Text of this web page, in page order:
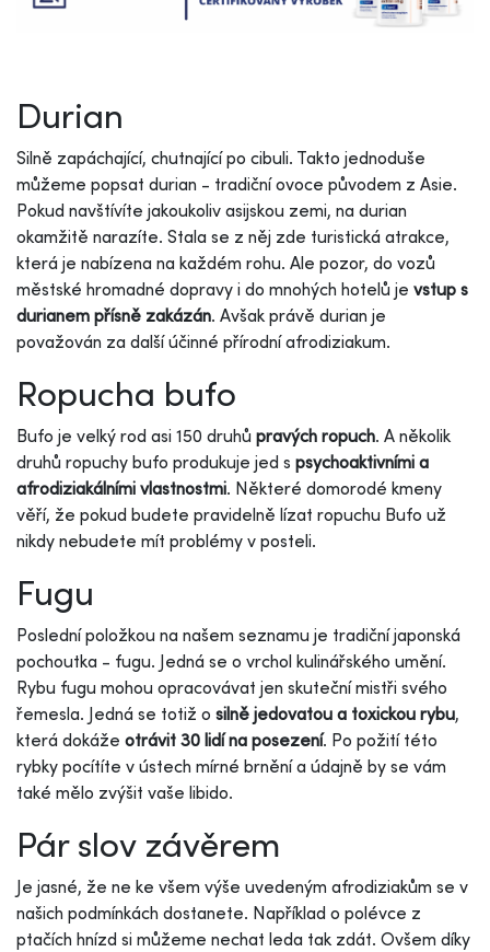
Durian
Silně zapáchající, chutnající po cibuli. Takto jednoduše
můžeme popsat durian - tradiční ovoce původem z Asie.
Pokud navštívíte jakoukoliv asijskou zemi, na durian
okamžitě narazíte. Stala se z něj zde turistická atrakce,
která je nabízena na každém rohu. Ale pozor, do vozů
městské hromadné dopravy i do mnohých hotelů je vstup s
durianem přísně zakázán. Avšak právě durian je
považován za další účinné přírodní afrodiziakum.
Ropucha bufo
Bufo je velký rod asi 150 druhů pravých ropuch. A několik
druhů ropuchy bufo produkuje jed s psychoaktivními a
afrodiziakálními vlastnostmi. Některé domorodé kmeny
věří, že pokud budete pravidelně lízat ropuchu Bufo už
nikdy nebudete mít problémy v posteli.
Fugu
Poslední položkou na našem seznamu je tradiční japonská
pochoutka - fugu. Jedná se o vrchol kulinářského umění.
Rybu fugu mohou opracovávat jen skuteční mistři svého
řemesla. Jedná se totiž o silně jedovatou a toxickou rybu,
která dokáže otrávit 30 lidí na posezení. Po požití této
rybky pocítíte v ústech mírné brnění a údajně by se vám
také mělo zvýšit vaše libido.
Pár slov závěrem
Je jasné, že ne ke všem výše uvedeným afrodiziakům se v
našich podmínkách dostanete. Například o polévce z
ptačích hnízd si můžeme nechat leda tak zdát. Ovšem díky